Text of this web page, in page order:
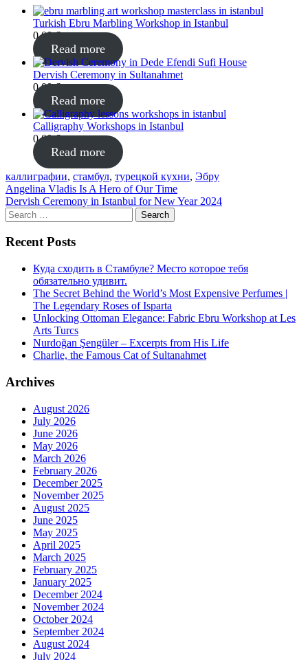
Turkish Ebru Marbling Workshop in Istanbul
0,00€
Read more
Dervish Ceremony in Sultanahmet
0,00€
Read more
Calligraphy Workshops in Istanbul
0,00€
Read more
каллиграфии, стамбул, турецкой кухни, Эбру
Post
navigation
Angelina Vladis Is A Hero of Our Time
Dervish Ceremony in Istanbul for New Year 2024
Search
for:
Recent Posts
Куда сходить в Стамбуле? Место которое тебя
обязательно удивит.
The Secret Behind the World’s Most Expensive Perfumes |
The Legendary Roses of Isparta
Unlocking Ottoman Elegance: Fabric Ebru Workshop at Les
Arts Turcs
Nurdoğan Şengüler – Excerpts from His Life
Charlie, the Famous Cat of Sultanahmet
Archives
August 2026
July 2026
June 2026
May 2026
March 2026
February 2026
December 2025
November 2025
August 2025
June 2025
May 2025
April 2025
March 2025
February 2025
January 2025
December 2024
November 2024
October 2024
September 2024
August 2024
July 2024